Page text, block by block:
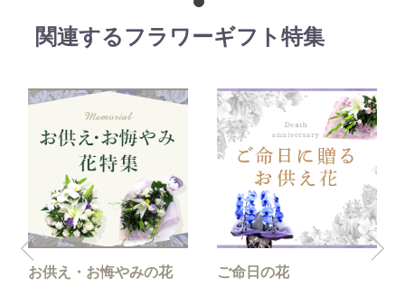
関連するフラワーギフト特集
ご命日の花
法事の花